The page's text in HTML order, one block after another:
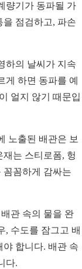
량기가 동파될 가
점검하고, 파손
하의 날씨가 지속
게 하면 동파를 예
얼지 않기 때문입
노출된 배관은 보
는 스티로폼, 헝
꼼꼼하게 감싸는
관 속의 물을 완
, 수도를 잠그고 배
합니다. 배관 속
다.